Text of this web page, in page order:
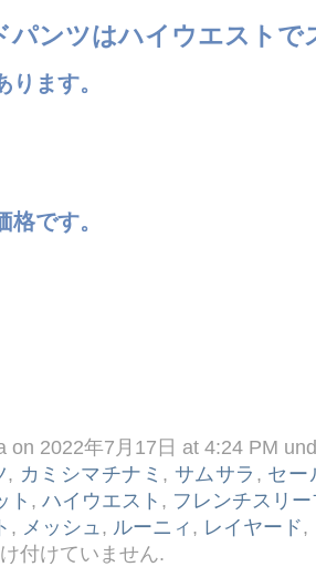
パンツはハイウエストで
ます。
です。
on 2022年7月17日 at 4:24 PM
, カミシマチナミ , サムサラ , セー
ト , ハイウエスト , フレンチスリー
, メッシュ , ルーニィ , レイヤード,
付けていません.